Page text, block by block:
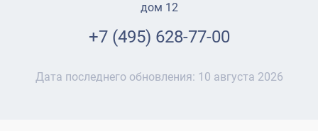
дом 12
+7 (495) 628-77-00
Дата последнего обновления: 10 августа 2026